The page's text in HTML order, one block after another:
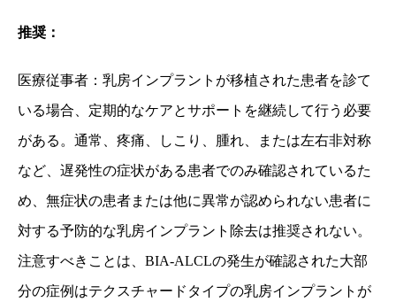
推奨：
医療従事者：乳房インプラントが移植された患者を診て
いる場合、定期的なケアとサポートを継続して行う必要
がある。通常、疼痛、しこり、腫れ、または左右非対称
など、遅発性の症状がある患者でのみ確認されているた
め、無症状の患者または他に異常が認められない患者に
対する予防的な乳房インプラント除去は推奨されない。
注意すべきことは、 BIA-ALCLの発生が確認された大部
分の症例はテクスチャードタイプの乳房インプラントが